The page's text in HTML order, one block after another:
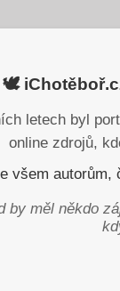
🕊️
letech byl
online zdrojů,
všem autorům,
by měl někdo